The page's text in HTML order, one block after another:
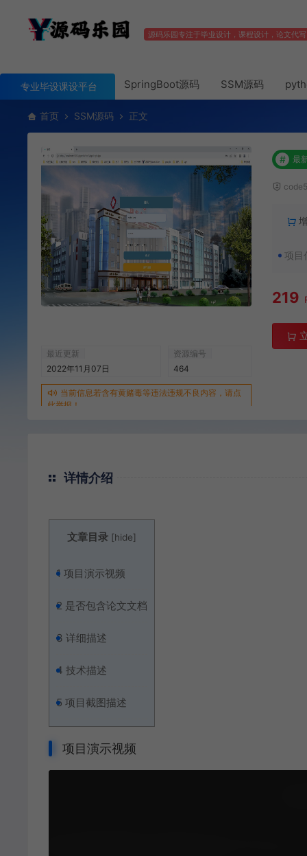
源码乐园专注于毕业设计，课程设计，论文代写
专业毕设课设平台 SpringBoot源码 SSM源码
首页 SSM源码 正文
最近更新
2022年11月07日
资源编号
464
当前信息若含有黄赌毒等违法违规不良内容，请点
此举报！
# 最
项目
219
详情介绍
文章目录 [hide]
1 项目演示视频
2 是否包含论文文档
3 详细描述
4 技术描述
5 项目截图描述
项目演示视频